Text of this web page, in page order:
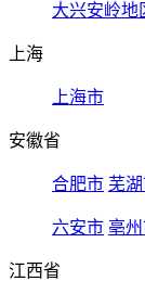
大兴安岭地
上海
上海市
安徽省
合肥市 芜
六安市 亳
江西省